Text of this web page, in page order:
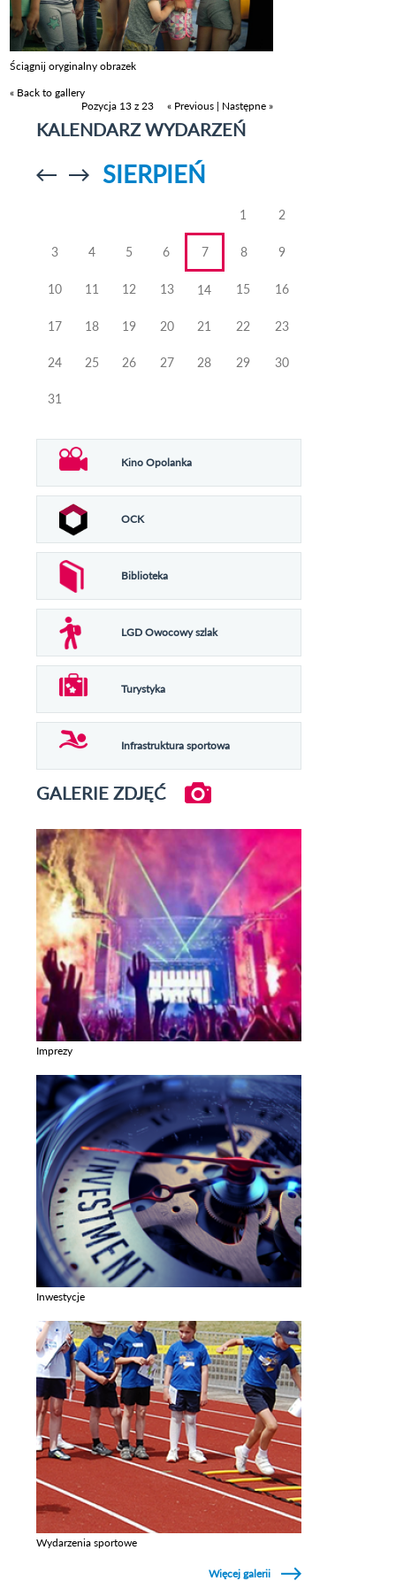
Ściągnij oryginalny obrazek
« Back to gallery
Pozycja 13 z 23
« Previous | Następne »
KALENDARZ WYDARZEŃ
Przejdź doPrzejdź do
SIERPIEŃ
1 2
3 4 5 6 7 8 9
10 11 12 13 14 15 16
17 18 19 20 21 22 23
24 25 26 27 28 29 30
31
Kino Opolanka
OCK
Biblioteka
LGD Owocowy szlak
Turystyka
Infrastruktura sportowa
GALERIE ZDJĘĆ
Imprezy
Inwestycje
Wydarzenia sportowe
Więcej galerii